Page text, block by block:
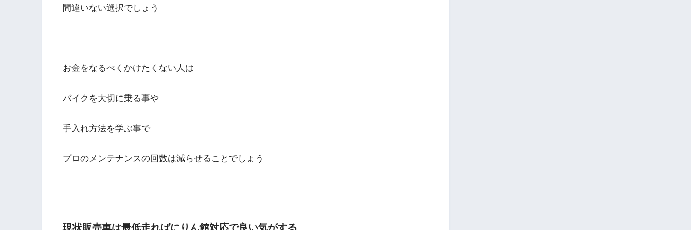
間違いない選択でしょう
お金をなるべくかけたくない人は
バイクを大切に乗る事や
手入れ方法を学ぶ事で
プロのメンテナンスの回数は減らせることでしょう